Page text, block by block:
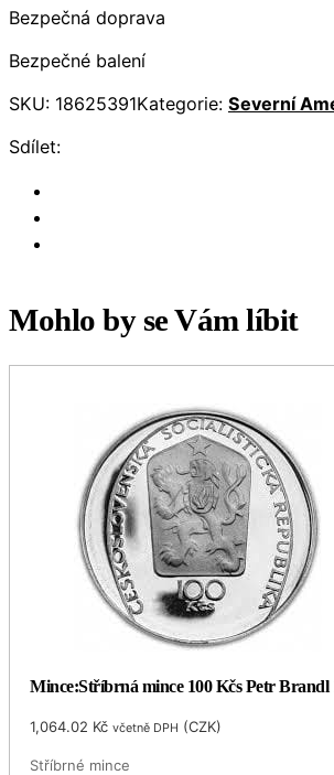
Bezpečná doprava
Bezpečné balení
SKU: 18625391Kategorie: Severní
Sdílet:
Mohlo by se Vám líbit
Mince:Stříbrná mince 100 Kčs Petr Brandl
1,064.02 Kč včetně DPH (CZK)
Stříbrné mince